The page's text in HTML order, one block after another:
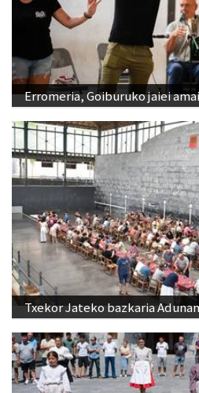
Erromeria, Goiburuko jaiei
Txekor Jateko bazkaria Adunan